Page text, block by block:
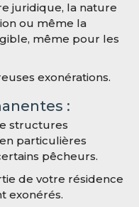
juridique, la nature
ou même la
même pour les
exonérations.
:
structures
particulières
pêcheurs.
de votre résidence
exonérés.